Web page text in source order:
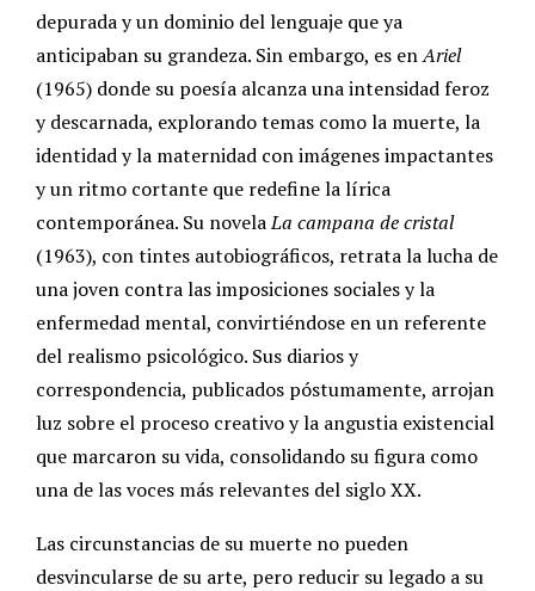
depurada y un dominio del lenguaje que ya
anticipaban su grandeza. Sin embargo, es enAriel
(1965) donde su poesía alcanza una intensidad feroz
y descarnada, explorando temas como la muerte, la
identidad y la maternidad con imágenes impactantes
y un ritmo cortante que redefine la lírica
contemporánea. Su novelaLa campana de cristal
(1963), con tintes autobiográficos, retrata la lucha de
una joven contra las imposiciones sociales y la
enfermedad mental, convirtiéndose en un referente
del realismo psicológico. Sus diarios y
correspondencia, publicados póstumamente, arrojan
luz sobre el proceso creativo y la angustia existencial
que marcaron su vida, consolidando su figura como
una de las voces más relevantes del siglo XX.
Las circunstancias de su muerte no pueden
desvincularse de su arte, pero reducir su legado a su